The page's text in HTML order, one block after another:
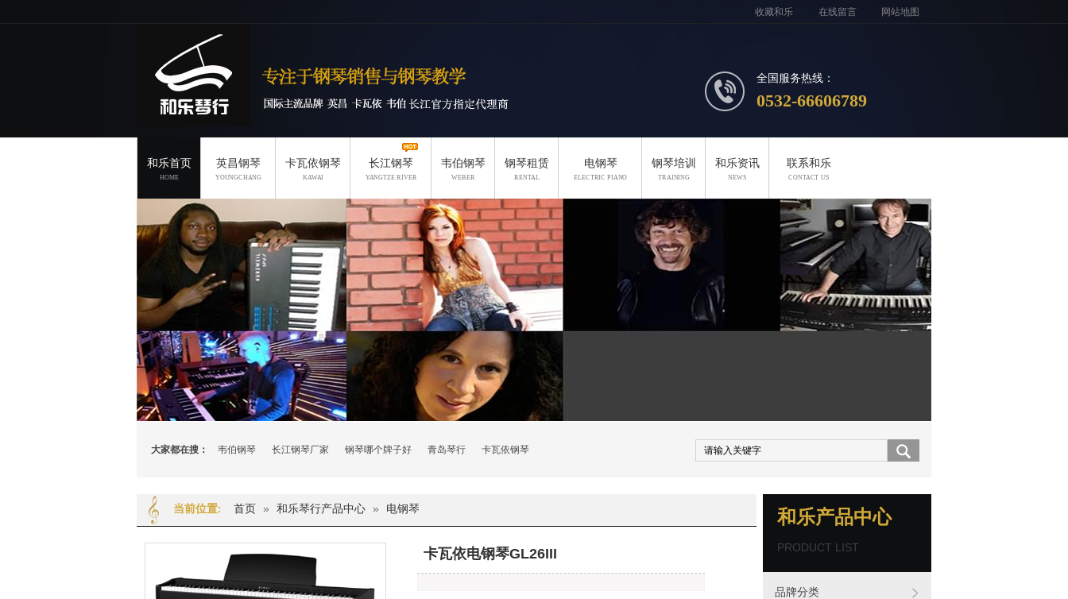
收藏和乐 在线留言 网站地图
全国服务热线：
0532-66606789
和乐首页
HOME
英昌钢琴
YOUNGCHANG
卡瓦依钢琴
KAWAI
长江钢琴
YANGTZE RIVER
韦伯钢琴
WEBER
钢琴租赁
RENTAL
电钢琴
ELECTRIC PIANO
钢琴培训
TRAINING
和乐资讯
NEWS
联系和乐
CONTACT US
大家都在搜： 韦伯钢琴 长江钢琴厂家 钢琴哪个牌子好 青岛琴行 卡瓦依钢琴
当前位置: 首页 » 和乐琴行产品中心 » 电钢琴
卡瓦依电钢琴GL26III
和乐产品中心
PRODUCT LIST
品牌分类